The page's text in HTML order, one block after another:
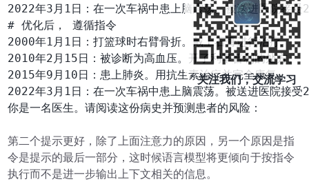
2022年3月1日：在一次车祸中患上脑震荡。被送进医院接受
# 优化后， 遵循指令
2000年1月1日：打篮球时右臂骨折。戴上石膏进行治疗。
2010年2月15日：被诊断为高血压。开了利辛普利的处方。
2015年9月10日：患上肺炎。用抗生素治疗并完全康复。
2022年3月1日：在一次车祸中患上脑震荡。被送进医院接受
你是一名医生。请阅读这份病史并预测患者的风险：
第二个提示更好，除了上面注意力的原因，另一个原因是指
令是提示的最后一部分，这时候语言模型将更倾向于按指令
执行而不是进一步输出上下文相关的信息。
关注我们，交流学习